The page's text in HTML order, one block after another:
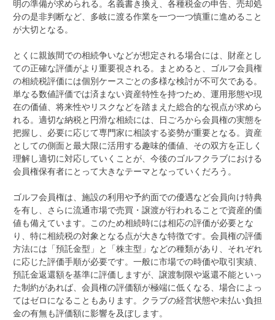
明の準備が求められる。名義書き換え、各種税金の申告、売却処
分の是非判断など、多岐に渡る作業を一つ一つ慎重に進めること
が大切となる。
とくに親族間での相続争いなどが想定される場合には、財産とし
ての正確な評価がより重要視される。まとめると、ゴルフ会員権
の相続税評価には個別ケースごとの多様な検討が不可欠である。
単なる数値評価では済まない資産特性を持つため、運用形態や現
在の価値、将来性やリスクなどを踏まえた総合的な視点が求めら
れる。適切な納税と円滑な相続には、日ごろから会員権の実態を
把握し、必要に応じて専門家に相談する姿勢が重要となる。資産
としての側面と最大限に活用する趣味的価値、その双方を正しく
理解し適切に対応していくことが、今後のゴルフクラブにおける
会員権保有者にとって大きなテーマとなっていくだろう。
ゴルフ会員権は、施設の利用や予約面での優遇など会員向け特典
を有し、さらに流通市場で売買・譲渡が行われることで資産的価
値も備えています。このため相続時には相応の評価が必要とな
り、特に相続税の対象となる点が大きな特徴です。会員権の評価
方法には「預託金型」と「株主型」などの種類があり、それぞれ
に応じた評価手順が必要です。一般に市場での時価や取引実績、
預託金返還額を基準に評価しますが、譲渡制限や返還不能といっ
た制約があれば、会員権の評価額が極端に低くなる、場合によっ
てはゼロになることもあります。クラブの経営状態や未払い負担
金の有無も評価額に影響を及ぼします。